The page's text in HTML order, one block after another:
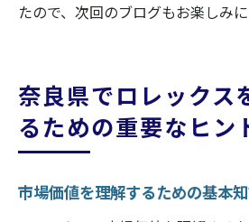
たので、次回のブログもお楽しみに
奈良県でロレックス
るための重要なヒン
市場価値を理解するための基本